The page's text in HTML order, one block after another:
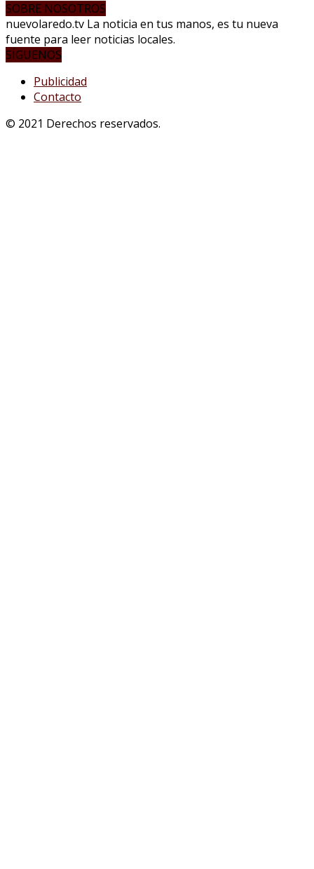
SOBRE NOSOTROS
nuevolaredo.tv La noticia en tus manos, es tu nueva
fuente para leer noticias locales.
SÍGUENOS
Publicidad
Contacto
© 2021 Derechos reservados.